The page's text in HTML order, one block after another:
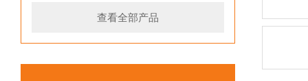
查看全部产品